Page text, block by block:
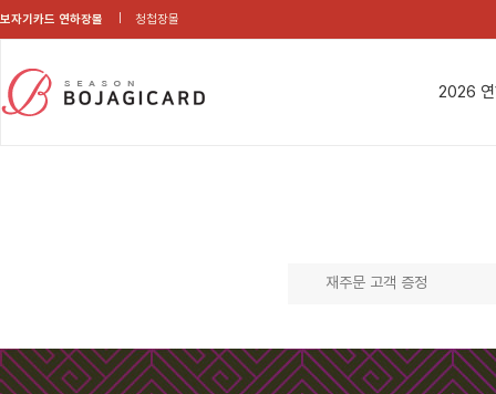
보자기카드 연하장몰 청첩장몰
2026
재주문 고객 증정